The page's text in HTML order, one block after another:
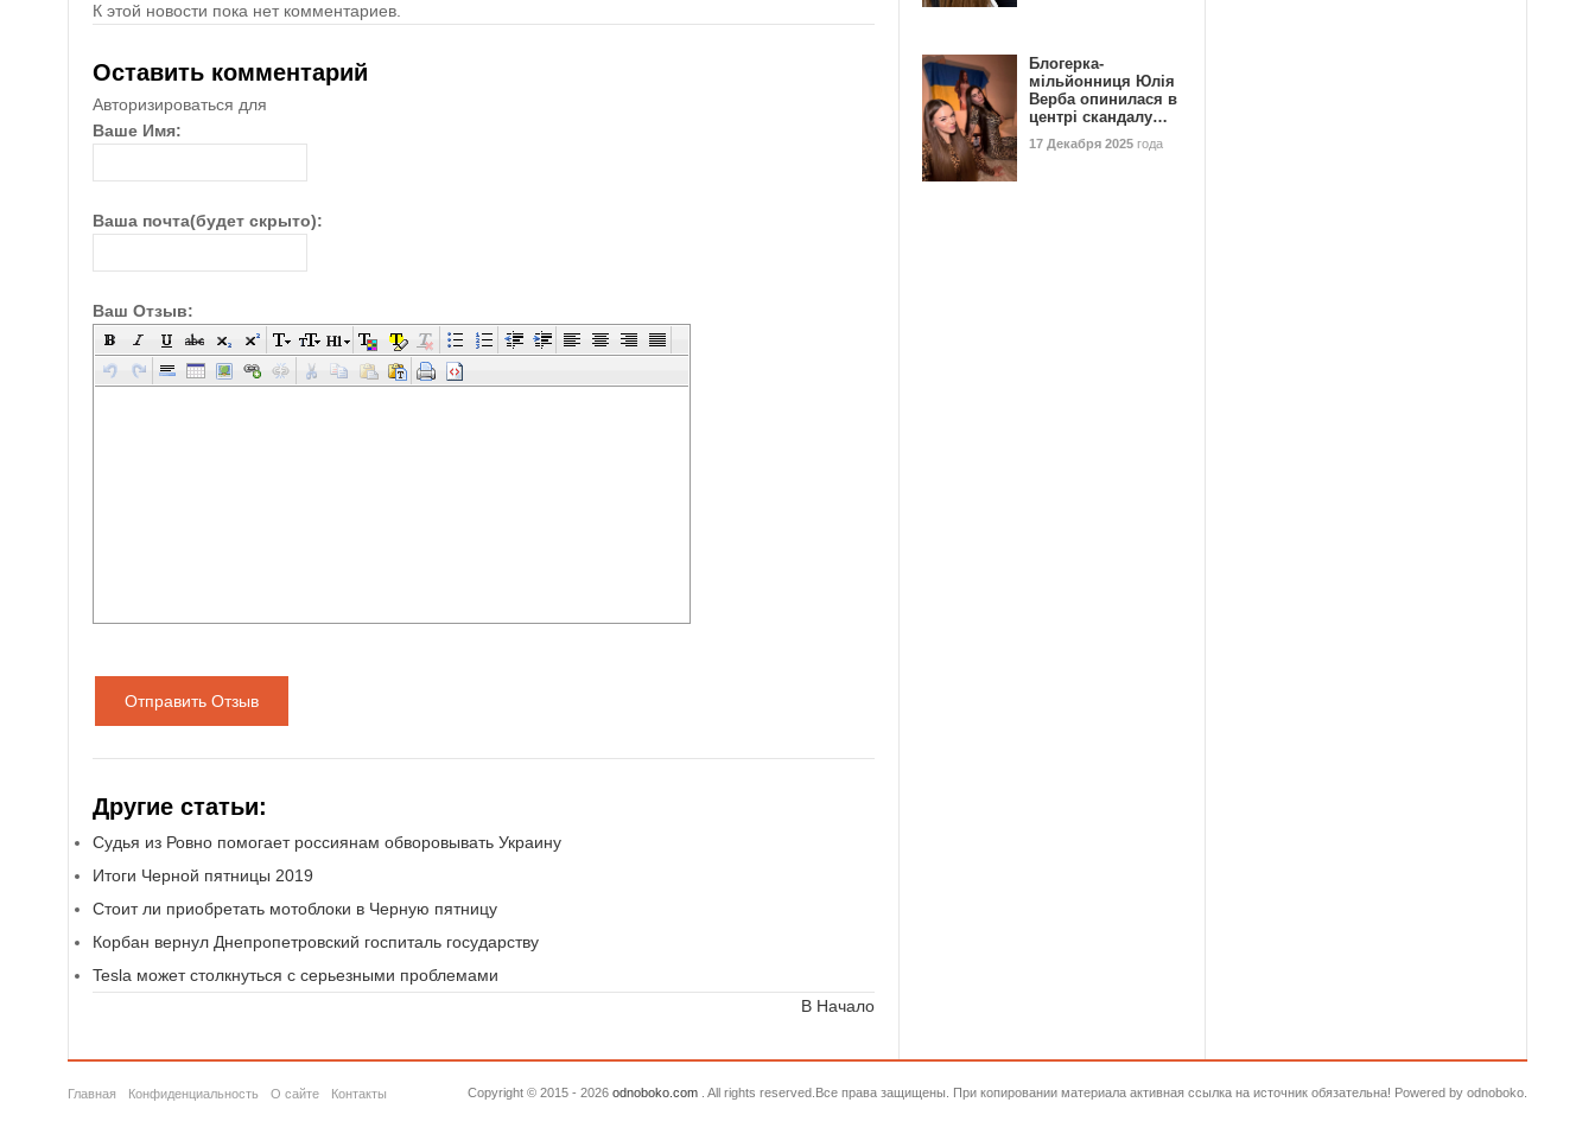
К этой новости пока нет комментариев.
Оставить комментарий
Авторизироваться для
Ваше Имя:
Ваша почта(будет скрыто):
Ваш Отзыв:
Отправить Отзыв
Другие статьи:
Судья из Ровно помогает россиянам обворовывать Украину
Итоги Черной пятницы 2019
Стоит ли приобретать мотоблоки в Черную пятницу
Корбан вернул Днепропетровский госпиталь государству
Tesla может столкнуться с серьезными проблемами
В Начало
Блогерка-
мільйонниця Юлія
Верба опинилася в
центрі скандалу…
17 Декабря 2025 года
Главная Конфиденциальность О сайте Контакты Copyright © 2015 - 2026 odnoboko.com . All rights reserved.Все права защищены. При копировании материала активная ссылка на источник обязательна! Powered by odnoboko.